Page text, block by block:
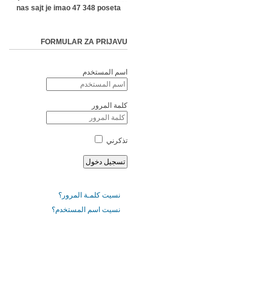
nas sajt je imao 47 348 poseta
FORMULAR ZA PRIJAVU
اسم المستخدم
كلمة المرور
تذكرني
نسيت كلمـة المرور؟
نسيت اسم المستخدم؟